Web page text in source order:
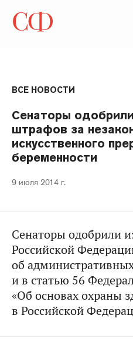
ВСЕ НОВОСТИ
Сенаторы
штрафов за
искусственного
беременности
9 июля 2014 г.
Сенаторы одобрили
Российской
об
и в статью 56
«Об основах охраны
в Российской